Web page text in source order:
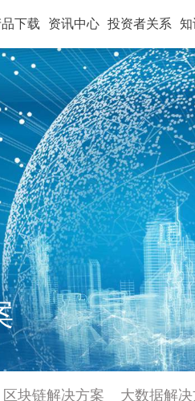
下载 资讯中心 投资者关系 知
区块链解决方案 大数据解